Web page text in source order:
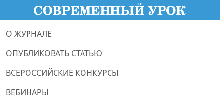
О ЖУРНАЛЕ
ОПУБЛИКОВАТЬ СТАТЬЮ
ВСЕРОССИЙСКИЕ КОНКУРСЫ
ВЕБИНАРЫ